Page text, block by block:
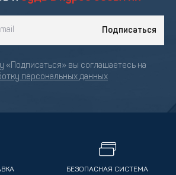
Подписаться
«Подписаться» вы соглашаетесь на
персональных данных
БЕЗОПАСНАЯ СИСТЕМА